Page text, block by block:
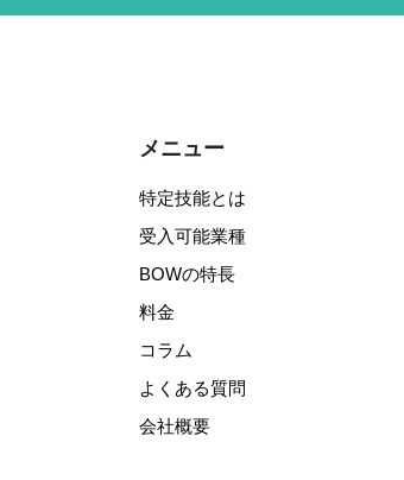
メニュー
特定技能とは
受入可能業種
BOWの特長
料金
コラム
よくある質問
会社概要